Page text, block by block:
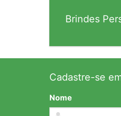
Brindes
Cadastre-se
Nome